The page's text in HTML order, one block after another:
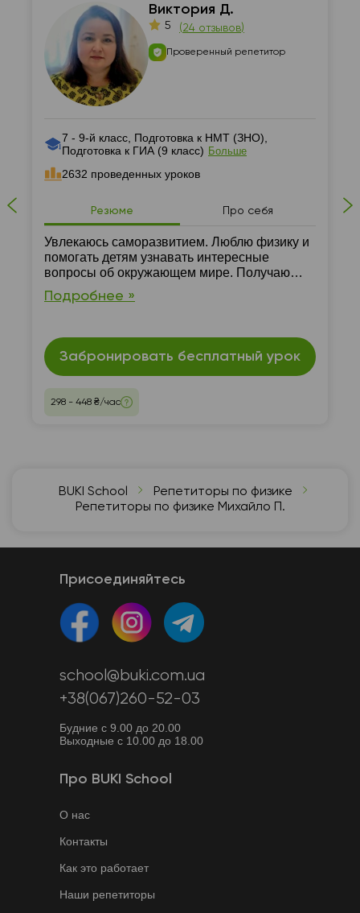
Виктория Д.
5 (24 отзывов)
Проверенный репетитор
7 - 9-й класс, Подготовка к НМТ (ЗНО),
Подготовка к ГИА (9 класс) Больше
2632 проведенных уроков
Резюме Про себя
Увлекаюсь саморазвитием. Люблю физику и
помогать детям узнавать интересные
вопросы об окружающем мире. Получаю
удовольствие, когда питомцы связывают
свою жизнь с физикой.
Подробнее »
Забронировать бесплатный урок
298 - 448 ₴/час
BUKI School
Репетиторы по физике
Репетиторы по физике Михайло П.
Присоединяйтесь
school@buki.com.ua
+38(067)260-52-03
Будние с 9.00 до 20.00
Выходные с 10.00 до 18.00
Про BUKI School
О нас
Контакты
Как это работает
Наши репетиторы